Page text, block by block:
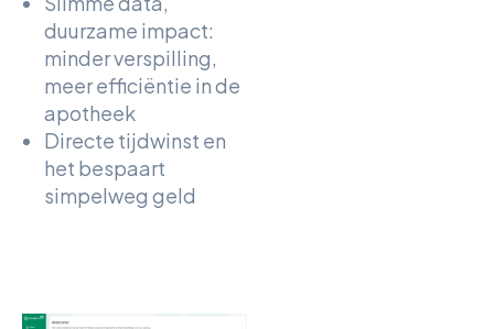
duurzame impact:
minder verspilling,
meer efficiëntie in de
apotheek
Directe tijdwinst en
het bespaart
simpelweg geld